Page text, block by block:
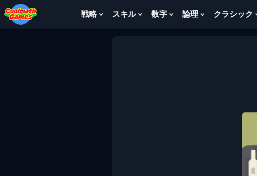
Skip
to
Top
Skip
to
Navigation
Skip
to
Main
Skip
to
Footer
戦略 Showスキル Show
数字 Show
論理 Showクラシック